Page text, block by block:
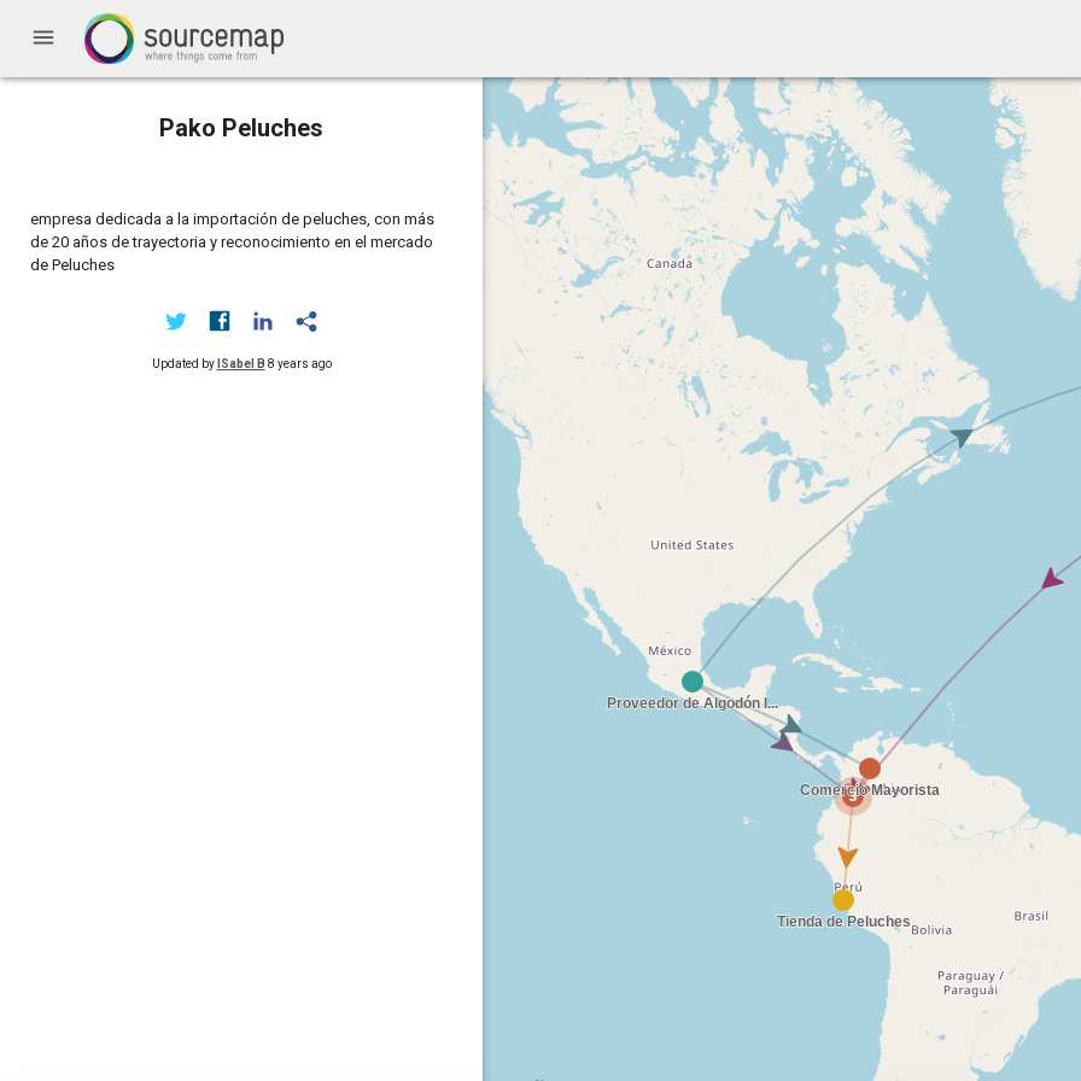
menu
Pako Peluches
empresa dedicada a la importación de peluches, con más
de 20 años de trayectoria y reconocimiento en el mercado
de Peluches
Updated by ISabel B 8 years ago